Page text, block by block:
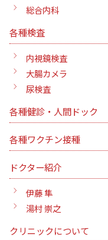
総合内科
各種検査
内視鏡検査
大腸カメラ
尿検査
各種健診・人間ドック
各種ワクチン接種
ドクター紹介
伊藤 隼
湯村 崇之
クリニックについて